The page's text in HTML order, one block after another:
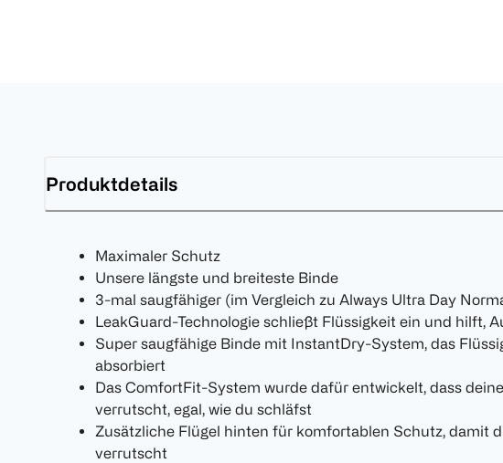
Produktdetails
Maximaler Schutz
Unsere längste und breiteste Binde
3-mal saugfähiger (im Vergleich zu Always Ultra Day
LeakGuard-Technologie schließt Flüssigkeit ein und hilft,
Super saugfähige Binde mit InstantDry-System, das
absorbiert
Das ComfortFit-System wurde dafür entwickelt, dass
verrutscht, egal, wie du schläfst
Zusätzliche Flügel hinten für komfortablen Schutz, damit
verrutscht